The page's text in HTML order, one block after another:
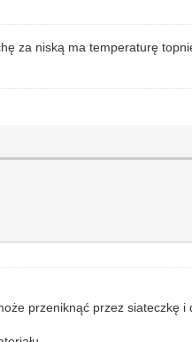
za niską ma temperaturę
przeniknąć przez siateczkę i